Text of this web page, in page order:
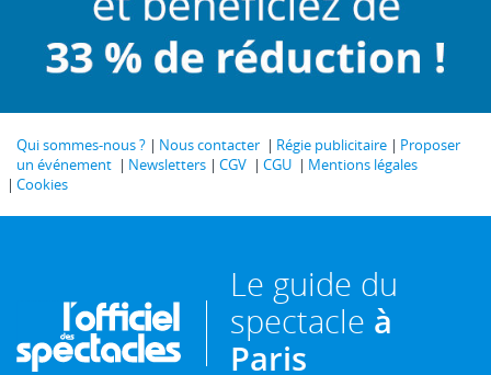
Qui sommes-nous ? Nous contacter Régie publicitaire
Proposer
un événement
Newsletters CGV CGU
Mentions légales
Cookies
Le guide du
spectacle à
Paris